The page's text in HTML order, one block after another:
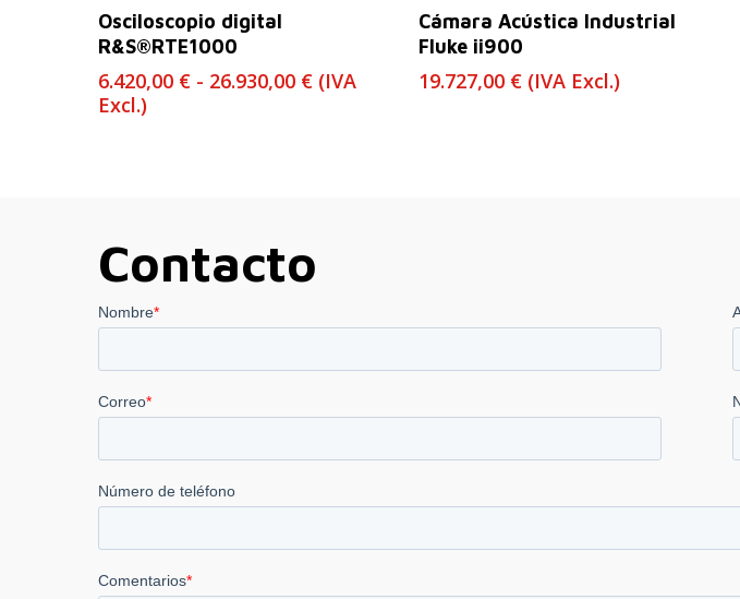
Seleccionar Opciones
Osciloscopio digital
R&S®RTE1000
6.420,00 € - 26.930,00 €Rango
(IVA
Excl.)
Leer Más
Cámara Acústica Industrial
Fluke ii900
19.727,00 € (IVA Excl.)
Contacto